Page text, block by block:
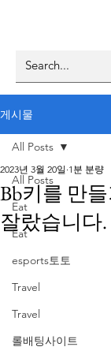
게시물
All Posts
Eat
Eat
esports토토
Travel
Travel
롤배팅사이트
All Posts
Bb키를 만
잘랐습니다.
2023년 3월 20일 1분 분량